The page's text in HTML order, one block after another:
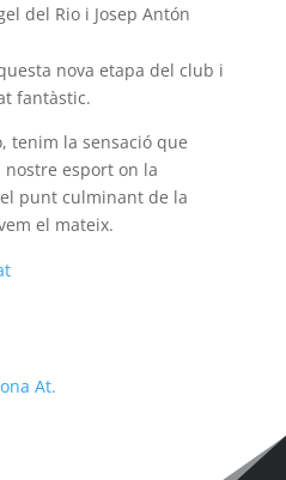
del Rio i Josep Antón
nova etapa del club i
fantàstic.
tenim la sensació que
esport on la
punt culminant de la
el mateix.
At.